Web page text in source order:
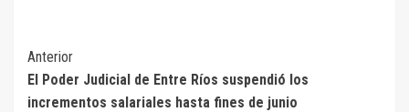
Navegación
de
Anterior
El Poder Judicial de Entre Ríos suspendió los
incrementos salariales hasta fines de junio